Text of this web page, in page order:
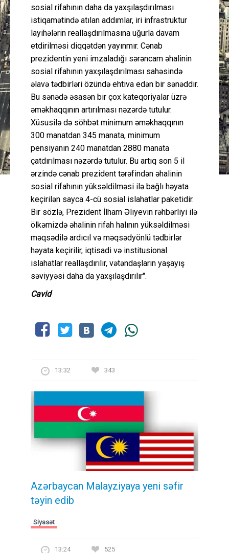
sosial rifahının daha da yaxşılaşdırılması
istiqamətində atılan addımlar, iri infrastruktur
layihələrin reallaşdırılmasına uğurla davam
etdirilməsi diqqətdən yayınmır. Cənab
prezidentin yeni imzaladığı sərəncam əhalinin
sosial rifahının yaxşılaşdırılması sahəsində
əlavə tədbirləri özündə ehtiva edən bir sənəddir.
Bu sənədə əsasən bir çox kateqoriyalar üzrə
əməkhaqqının artırılması nəzərdə tutulur.
Xüsusilə də söhbət minimum əməkhaqqının
300 manatdan 345 manata, minimum
pensiyanın 240 manatdan 2880 manata
çatdırılması nəzərdə tutulur. Bu artıq son 5 il
ərzində cənab prezident tərəfindən əhalinin
sosial rifahının yüksəldilməsi ilə bağlı həyata
keçirilən sayca 4-cü sosial islahatlar paketidir.
Bir sözlə, Prezident İlham Əliyevin rəhbərliyi ilə
ölkəmizdə əhalinin rifah halının yüksəldilməsi
məqsədilə ardıcıl və məqsədyönlü tədbirlər
həyata keçirilir, iqtisadi və institusional
islahatlar reallaşdırılır, vətəndaşların yaşayış
səviyyəsi daha da yaxşılaşdırılır".
Cavid
13:32 343
Azərbaycan Malayziyaya yeni səfir
təyin edib
Siyasət
13:24 525